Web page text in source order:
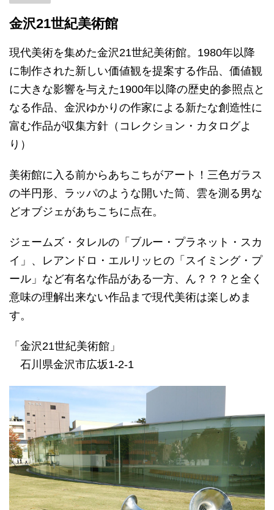
金沢21世紀美術館
現代美術を集めた金沢21世紀美術館。1980年以降
に制作された新しい価値観を提案する作品、価値観
に大きな影響を与えた1900年以降の歴史的参照点と
なる作品、金沢ゆかりの作家による新たな創造性に
富む作品が収集方針（コレクション・カタログよ
り）
美術館に入る前からあちこちがアート！三色ガラス
の半円形、ラッパのような開いた筒、雲を測る男な
どオブジェがあちこちに点在。
ジェームズ・タレルの「ブルー・プラネット・スカ
イ」、レアンドロ・エルリッヒの「スイミング・プ
ール」など有名な作品がある一方、ん？？？と全く
意味の理解出来ない作品まで現代美術は楽しめま
す。
「金沢21世紀美術館」
石川県金沢市広坂1-2-1